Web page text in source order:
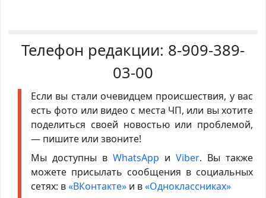
Телефон редакции: 8-909-389-
03-00
Если вы стали очевидцем происшествия, у вас
есть фото или видео с места ЧП, или вы хотите
поделиться своей новостью или проблемой,
— пишите или звоните!
Мы доступны в WhatsApp иViber. Вы также
можете присылать сообщения в социальных
сетях: в«ВКонтакте»и в«Одноклассниках»